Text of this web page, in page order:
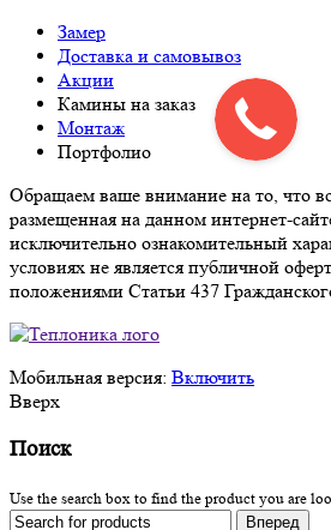
Замер
Доставка и самовывоз
Акции
Камины на заказ
Монтаж
Портфолио
Обращаем ваше внимание на то, что
размещенная на данном интернет-
исключительно ознакомительный
условиях не является публичной
положениями Статьи 437
Мобильная версия: Включить
Вверх
Поиск
Use the search box to find the product you are